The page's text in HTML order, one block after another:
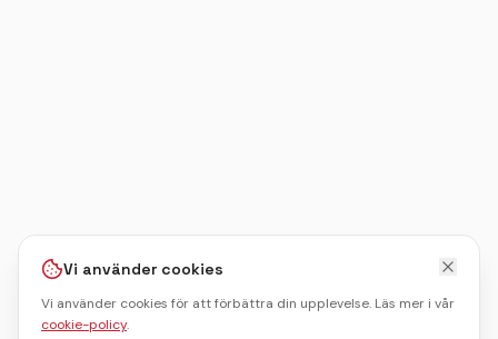
Vi använder cookies
Vi använder cookies för att förbättra din upplevelse. Läs mer i vår
cookie-policy.